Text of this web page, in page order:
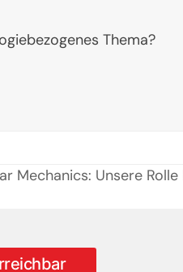
Thema?
Mechanics: Unsere